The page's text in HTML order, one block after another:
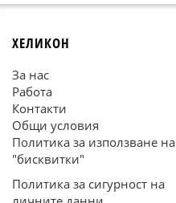
ХЕЛИКОН
За нас
Работа
Контакти
Общи условия
Политика за използване на
"бисквитки"
Политика за сигурност на